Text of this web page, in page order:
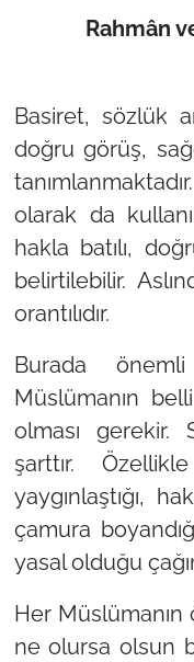
Rahmân
Basiret, sözlük
doğru görüş,
olarak da
hakla batılı,
belirtilebilir.
orantılıdır.
Burada
Müslümanın
olması gerekir.
şarttır.
yaygınlaştığı,
çamura
yasal olduğu
Her
ne olursa olsun